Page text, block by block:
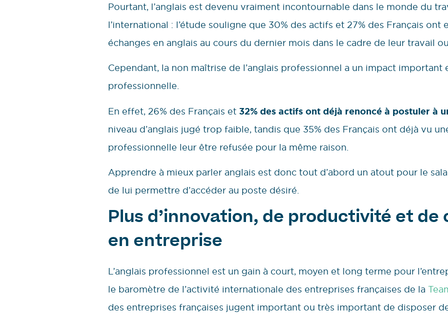
Pourtant, l’anglais est devenu vraiment incontournable dans le monde du
l’international : l’étude souligne que 30% des actifs et 27% des Français
échanges en anglais au cours du dernier mois dans le cadre de leur travail
Cependant, la non maîtrise de l’anglais professionnel a un impact important
professionnelle.
En effet, 26% des Français et 32% des actifs ont déjà renoncé à postuler à
niveau d’anglais jugé trop faible, tandis que 35% des Français ont déjà vu
professionnelle leur être refusée pour la même raison.
Apprendre à mieux parler anglais est donc tout d’abord un atout pour le
de lui permettre d’accéder au poste désiré.
Plus d’innovation, de productivité et
en entreprise
L’anglais professionnel est un gain à court, moyen et long terme pour
le baromètre de l’activité internationale des entreprises françaises de la
des entreprises françaises jugent important ou très important de disposer